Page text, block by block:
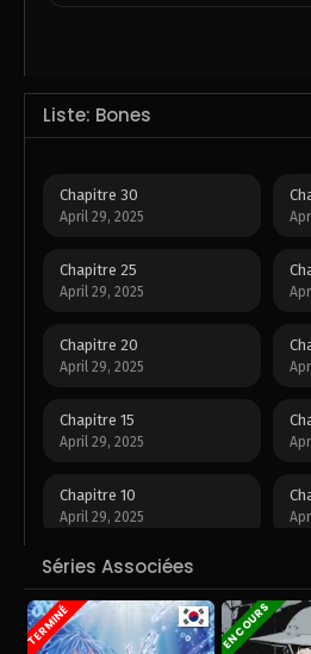
Liste: Bones
Chapitre 30
April 29, 2025
Chapitre 25
April 29, 2025
Chapitre 20
April 29, 2025
Chapitre 15
April 29, 2025
Chapitre 10
April 29, 2025
Chapitre 5
April 29, 2025
Séries Associées
TERMINÉ EN COURS